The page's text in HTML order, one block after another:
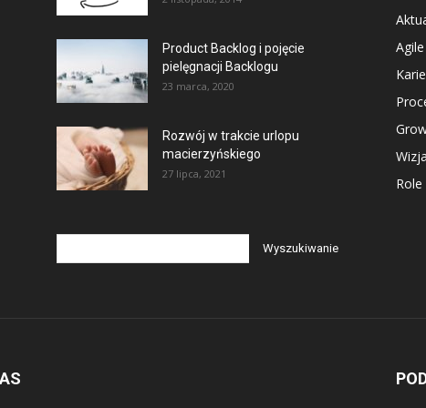
Product Backlog i pojęcie
pielęgnacji Backlogu
23 marca, 2020
Rozwój w trakcie urlopu
macierzyńskiego
27 lipca, 2021
Agile